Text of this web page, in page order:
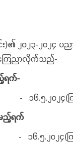
၂၀၂၃-၂၀၂၄ ပ
ကြေညာလိုက်သည်-
ရက်-
၆.၅.၂၀၂၄(ကြ
မည့်ရက်
၆.၅.၂၀၂၄(ကြ